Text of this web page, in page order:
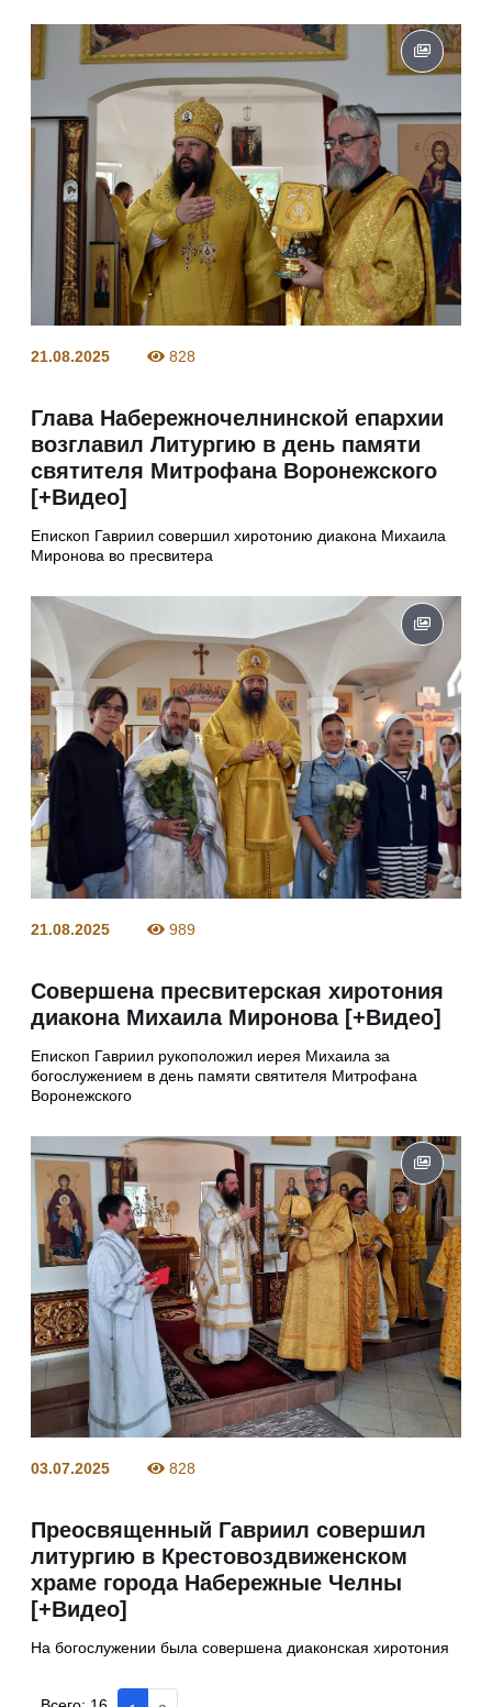
21.08.2025 828
Глава Набережночелнинской епархии
возглавил Литургию в день памяти
святителя Митрофана Воронежского
[+Видео]
Епископ Гавриил совершил хиротонию диакона Михаила
Миронова во пресвитера
21.08.2025 989
Совершена пресвитерская хиротония
диакона Михаила Миронова [+Видео]
Епископ Гавриил рукоположил иерея Михаила за
богослужением в день памяти святителя Митрофана
Воронежского
03.07.2025 828
Преосвященный Гавриил совершил
литургию в Крестовоздвиженском
храме города Набережные Челны
[+Видео]
На богослужении была совершена диаконская хиротония